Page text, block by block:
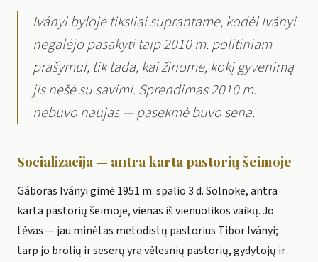
Iványi byloje tiksliai suprantame, kodėl Iványi
negalėjo pasakyti taip 2010 m. politiniam
prašymui, tik tada, kai žinome, kokį gyvenimą
jis nešė su savimi. Sprendimas 2010 m.
nebuvo naujas — pasekmė buvo sena.
Socializacija — antra karta pastorių šeimoje
Gáboras Iványi gimė 1951 m. spalio 3 d. Solnoke, antra
karta pastorių šeimoje, vienas iš vienuolikos vaikų. Jo
tėvas — jau minėtas metodistų pastorius Tibor Iványi;
tarp jo brolių ir seserų yra vėlesnių pastorių, gydytojų ir